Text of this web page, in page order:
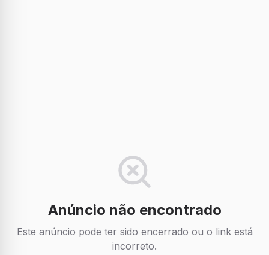
Anúncio não encontrado
Este anúncio pode ter sido encerrado ou o link está
incorreto.